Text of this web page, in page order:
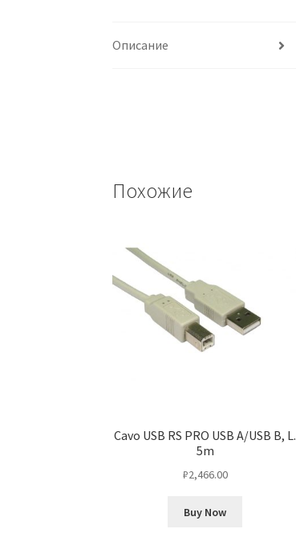
Описание
Похожие
Cavo USB RS PRO USB A/USB B, L.
5m
₽2,466.00
Buy Now